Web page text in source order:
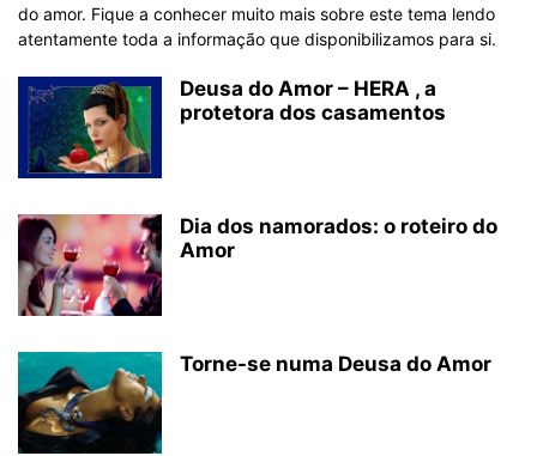
do amor. Fique a conhecer muito mais sobre este tema lendo
atentamente toda a informação que disponibilizamos para si.
Deusa do Amor – HERA , a
protetora dos casamentos
Dia dos namorados: o roteiro do
Amor
Torne-se numa Deusa do Amor